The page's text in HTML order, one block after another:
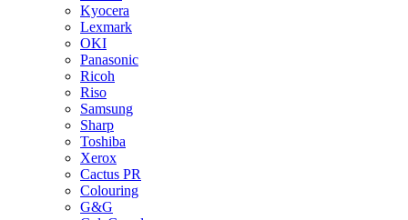
Kyocera
Lexmark
OKI
Panasonic
Ricoh
Riso
Samsung
Sharp
Toshiba
Xerox
Cactus PR
Colouring
G&G